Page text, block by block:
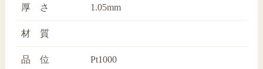
厚 さ 1.05mm
材 質
品 位 Pt1000